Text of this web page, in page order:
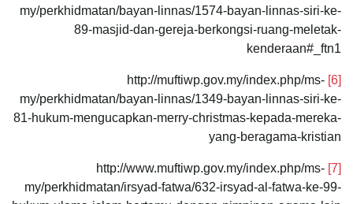
my/perkhidmatan/bayan-linnas/1574-bayan-linnas-siri-ke-
89-masjid-dan-gereja-berkongsi-ruang-meletak-
kenderaan#_ftn1
[6]
http://muftiwp.gov.my/index.php/ms-
my/perkhidmatan/bayan-linnas/1349-bayan-linnas-siri-ke-
81-hukum-mengucapkan-merry-christmas-kepada-mereka-
yang-beragama-kristian
[7]
http://www.muftiwp.gov.my/index.php/ms-
my/perkhidmatan/irsyad-fatwa/632-irsyad-al-fatwa-ke-99-